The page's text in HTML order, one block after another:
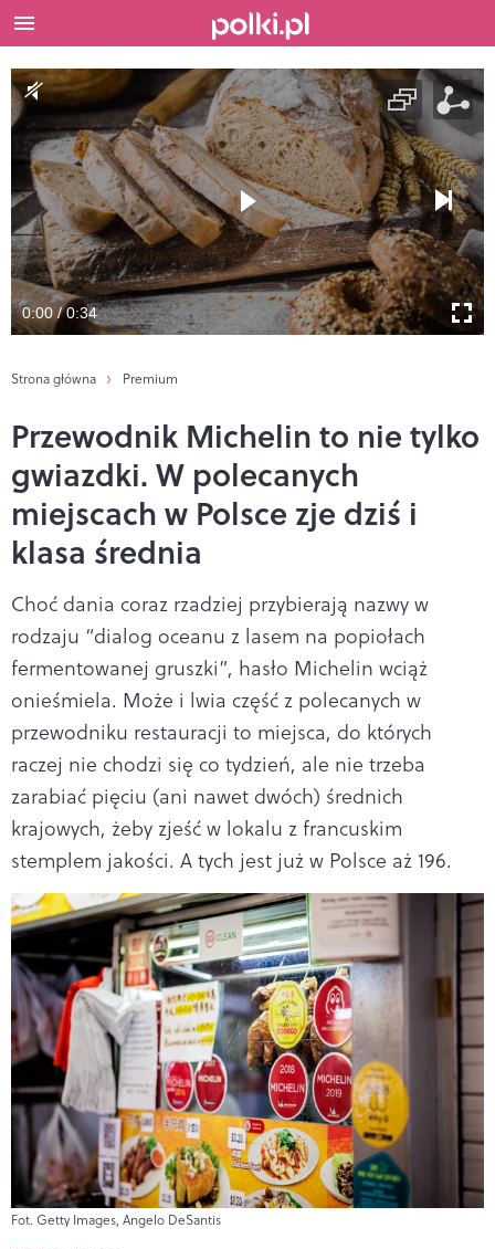
0:00 / 0:34
Strona główna Premium
Przewodnik Michelin to nie tylko
gwiazdki. W polecanych
miejscach w Polsce zje dziś i
klasa średnia
Choć dania coraz rzadziej przybierają nazwy w
rodzaju “dialog oceanu z lasem na popiołach
fermentowanej gruszki”, hasło Michelin wciąż
onieśmiela. Może i lwia część z polecanych w
przewodniku restauracji to miejsca, do których
raczej nie chodzi się co tydzień, ale nie trzeba
zarabiać pięciu (ani nawet dwóch) średnich
krajowych, żeby zjeść w lokalu z francuskim
stemplem jakości. A tych jest już w Polsce aż 196.
Fot. Getty Images, Angelo DeSantis